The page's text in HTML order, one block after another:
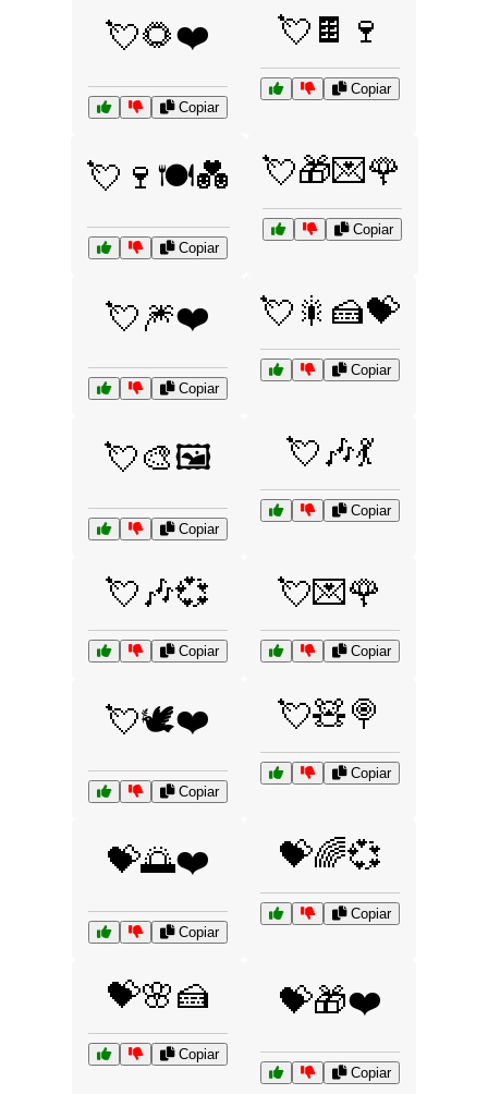
💘🌻❤️
Copiar
💘🍫🍷
Copiar
💘🍷🍽️💑
Copiar
💘🎁💌🌹
Copiar
💘🎆❤️
Copiar
💘🎇🍰💝
Copiar
💘🎨🖼️
Copiar
💘🎶💃
Copiar
💘🎶💞
Copiar
💘💌🌹
Copiar
💘🕊️❤️
Copiar
💘🧸🍭
Copiar
💝🌅❤️
Copiar
💝🌈💞
Copiar
💝🌸🍰
Copiar
💝🎁❤️
Copiar